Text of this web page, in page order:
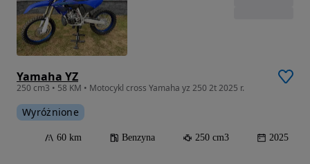
Yamaha YZ
250 cm3 • 58 KM • Motocykl cross Yamaha yz 250 2t 2025 r.
Wyróżnione
60 km Benzyna 250 cm3 2025